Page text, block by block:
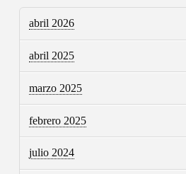
abril 2026
abril 2025
marzo 2025
febrero 2025
julio 2024